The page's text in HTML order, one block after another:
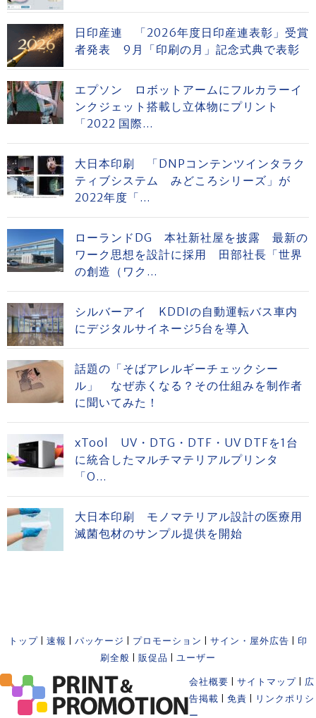
日印産連 「2026年度日印産連表彰」受賞
者発表 9月「印刷の月」記念式典で表彰
エプソン ロボットアームにフルカラーイ
ンクジェット搭載し立体物にプリント
「2022 国際...
大日本印刷 「DNPコンテンツインタラク
ティブシステム みどころシリーズ」が
2022年度「...
ローランドDG 本社新社屋を披露 最新の
ワーク思想を設計に採用 田部社長「世界
の創造（ワク...
シルバーアイ KDDIの自動運転バス車内
にデジタルサイネージ5台を導入
話題の「そばアレルギーチェックシー
ル」 なぜ赤くなる？その仕組みを制作者
に聞いてみた！
xTool UV・DTG・DTF・UV DTFを1台
に統合したマルチマテリアルプリンタ
「O...
大日本印刷 モノマテリアル設計の医療用
滅菌包材のサンプル提供を開始
トップ 速報 パッケージ プロモーション サイン・屋外広告
印
刷全般
販促品 ユーザー
会社概要 サイトマップ
広
告掲載
免責
リンクポリシ
ー